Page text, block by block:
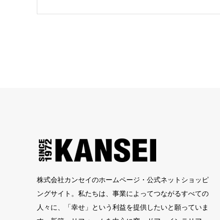
株式会社カンセイのホームページ・公式ネットショッピ
ングサイト。私たちは、事業によってつながるすべての
人々に、「幸せ」という利益を提供したいと願っていま